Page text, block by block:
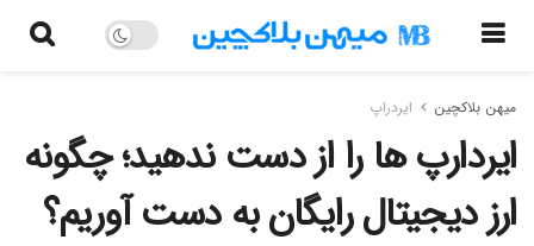
میهن بلاکچین ایردراپ
ایردارپ‌ ها را از دست ندهید؛ چگونه
ارز دیجیتال رایگان به دست آوریم؟